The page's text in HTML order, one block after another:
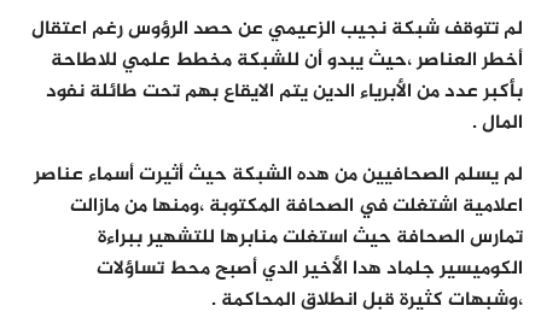
لم تتوقف شبكة نجيب الزعيمي عن حصد الرؤوس رغم اعتقال
أخطر العناصر ،حيث يبدو أن للشبكة مخطط علمي للاطاحة
بأكبر عدد من الأبرياء الدين يتم الايقاع بهم تحت طائلة نفود
المال .
لم يسلم الصحافيين من هده الشبكة حيث أثيرت أسماء عناصر
اعلامية اشتغلت في الصحافة المكتوبة ،ومنها من مازالت
تمارس الصحافة حيث استغلت منابرها للتشهير ببراءة
الكوميسير جلماد هدا الأخير الدي أصبح محط تساؤلات
،وشبهات كثيرة قبل انطلاق المحاكمة .